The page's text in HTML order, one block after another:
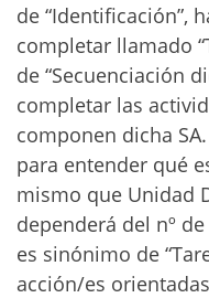
de “Identificación”,
completar llamado
de “Secuenciación
completar las
componen dicha
para entender qué
mismo que Unidad
dependerá del nº
es sinónimo de
acción/es